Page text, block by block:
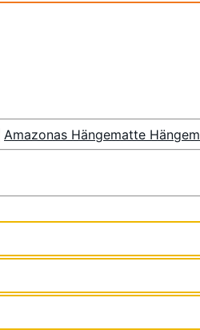
Amazonas Hängematte